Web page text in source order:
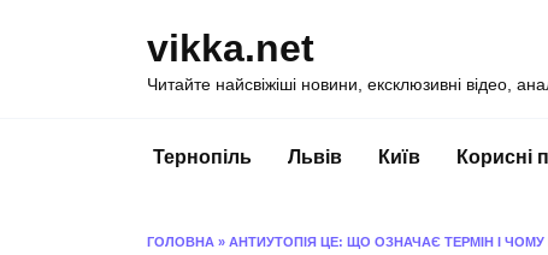
vikka.net
Читайте найсвіжіші новини, ексклюзивні відео,
Тернопіль Львів Київ Корисні
ГОЛОВНА » АНТИУТОПІЯ ЦЕ: ЩО ОЗНАЧАЄ ТЕРМІН І ЧОМУ